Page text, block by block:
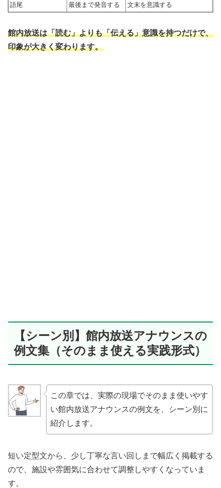
語尾
最後まで発音する 文末を意識する
館内放送は「読む」よりも「伝える」意識を持つだけで、
印象が大きく変わります。
【シーン別】館内放送アナウンスの
例文集（そのまま使える実践形式）
この章では、実際の現場でそのまま使いやす
い館内放送アナウンスの例文を、シーン別に
紹介します。
短い定型文から、少し丁寧な言い回しまで幅広く掲載する
ので、施設や雰囲気に合わせて調整しやすくなっていま
す。